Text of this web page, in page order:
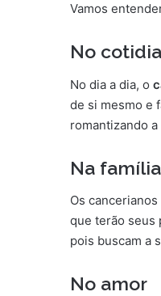
Vamos
No
No dia a dia, o
de si mesmo e
romantizando a
Na família
Os cancerianos
que terão seus
pois buscam a
No amor